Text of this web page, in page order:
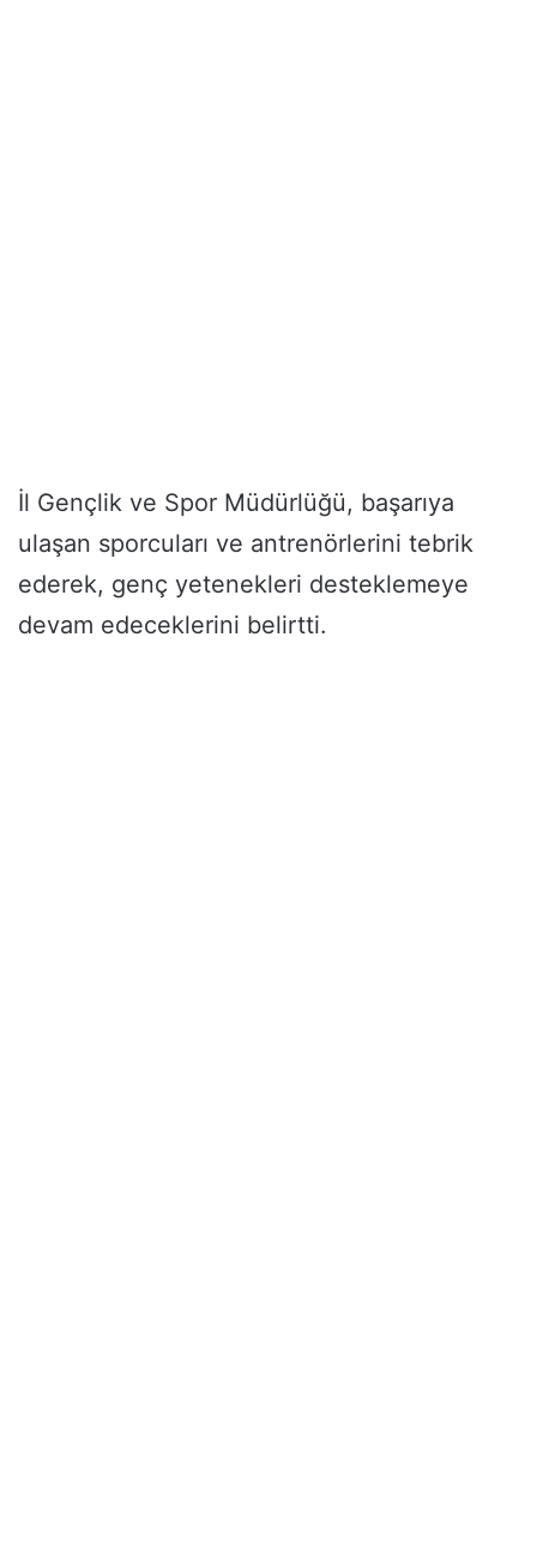
İl Gençlik ve Spor Müdürlüğü, başarıya
ulaşan sporcuları ve antrenörlerini tebrik
ederek, genç yetenekleri desteklemeye
devam edeceklerini belirtti.